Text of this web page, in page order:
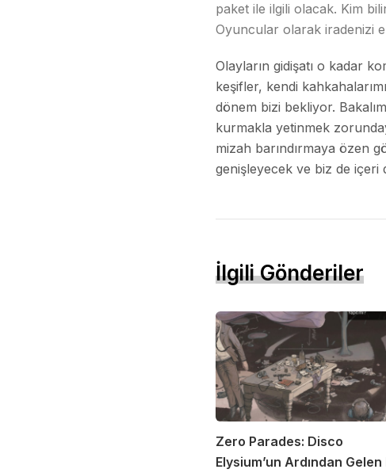
paket ile ilgili olacak. Kim
Oyuncular olarak iradenizi
Olayların gidişatı o kadar
keşifler, kendi
dönem bizi bekliyor.
kurmakla yetinmek
mizah barındırmaya özen
genişleyecek ve biz de içeri
İlgili Gönderiler
Zero Parades: Disco
Elysium’un Ardından Gelen